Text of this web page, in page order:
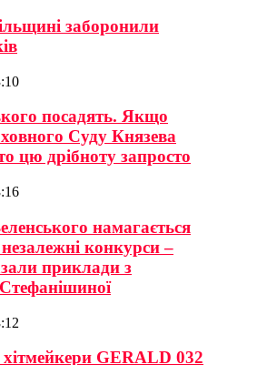
заборонили
посадять. Якщо
Суду Князева
цю дрібноту запросто
намагається
конкурси –
приклади з
хітмейкери GERALD 032